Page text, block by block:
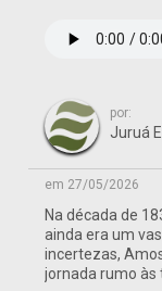
por:
Juruá
em 27/05/2026
Na década de
ainda era um
incertezas,
jornada rumo